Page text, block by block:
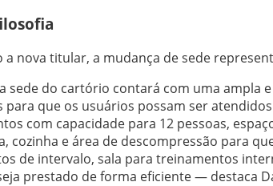
a nova titular, a mudança de sede
sede do cartório contará com uma ampla
para que os usuários possam ser
com capacidade para 12 pessoas,
cozinha e área de descompressão para
de intervalo, sala para treinamentos
prestado de forma eficiente — destaca